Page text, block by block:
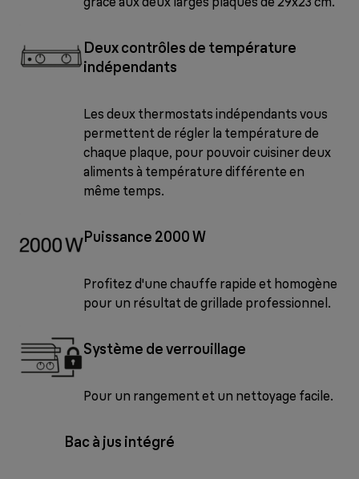
Deux contrôles de température
indépendants
Les deux thermostats indépendants vous
permettent de régler la température de
chaque plaque, pour pouvoir cuisiner deux
aliments à température différente en
même temps.
Puissance 2000 W
Profitez d'une chauffe rapide et homogène
pour un résultat de grillade professionnel.
Système de verrouillage
Pour un rangement et un nettoyage facile.
Bac à jus intégré